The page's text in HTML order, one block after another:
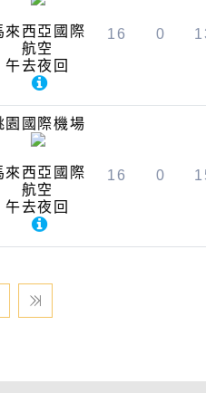
來西亞國際
航空
午去夜回
16 0
園國際機場
來西亞國際
航空
午去夜回
16 0